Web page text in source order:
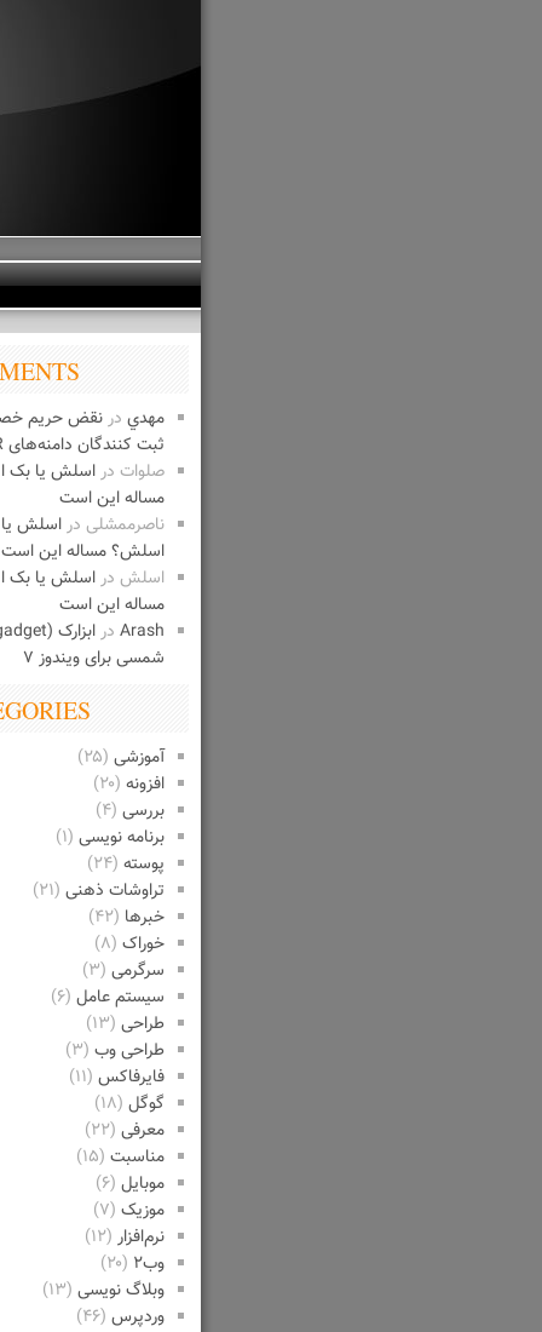
مهدي درنقض حریم
ثبت کنندگان دامنه‌های IR
صلوات دراسلش یا بک
مساله این است
ناصرممشلی دراسلش
اسلش؟ مساله این است
اسلش دراسلش یا بک
مساله این است
Arash در
شمسی برای ویندوز ۷
آموزشی (۲۵)
افزونه (۲۰)
بررسی (۴)
برنامه نویسی (۱)
پوسته (۲۴)
تراوشات ذهنی (۲۱)
خبرها (۴۲)
خوراک (۸)
سرگرمی (۳)
سیستم عامل (۶)
طراحی (۱۳)
طراحی وب (۳)
فایرفاکس (۱۱)
گوگل (۱۸)
معرفی (۲۲)
مناسبت (۱۵)
موبایل (۶)
موزیک (۷)
نرم‌افزار (۱۲)
وب۲ (۲۰)
وبلاگ نویسی (۱۳)
وردپرس (۴۶)